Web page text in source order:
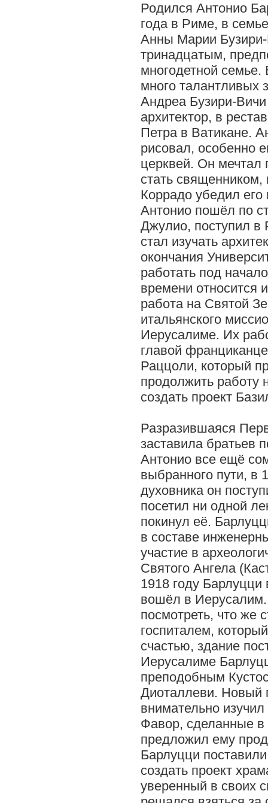
Родился Антонио
года в Риме, в
Анны Марии
тринадцатым,
многодетной
много талантливых
Андреа Бузири-Вичи
архитектор, в
Петра в Ватикане.
рисовал, особенно
церквей. Он мечтал
стать священником,
Коррадо убедил
Антонио пошёл по
Джулио, поступил в
стал изучать
окончания
работать под
времени относится
работа на Святой
итальянского
Иерусалиме. Их
главой
Раццоли, который
продолжить работу
создать проект
Разразившаяся
заставила братьев
Антонио все ещё
выбранного пути, в
духовника он
посетил ни одной
покинул её.
в составе
участие в
Святого Ангела
1918 году Барлуцци
вошёл в
посмотреть, что же
госпиталем,
счастью, здание
Иерусалиме
преподобным
Диоталлеви. Новый
внимательно
Фавор, сделанные
предложил ему
Барлуцци
создать проект
уверенный в своих